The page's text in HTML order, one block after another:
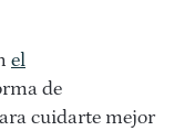
el
de
cuidarte mejor